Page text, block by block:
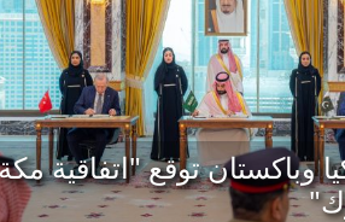
وباكستان توقع "اتفاقية